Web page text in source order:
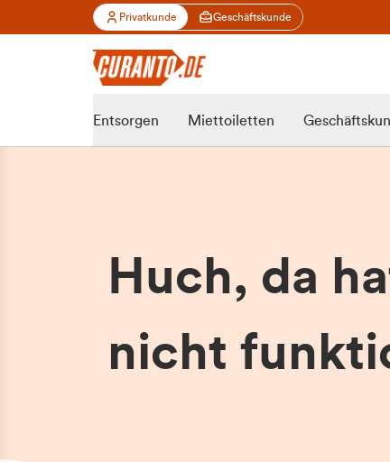
Privatkunde Geschäftskunde
Entsorgen Miettoiletten
Huch, da
nicht